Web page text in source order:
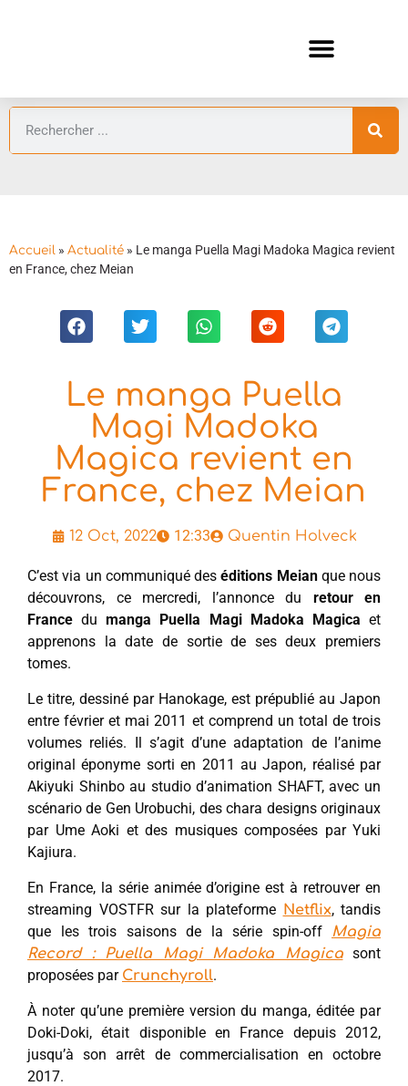
Accueil » Actualité » Le manga Puella Magi Madoka Magica revient
en France, chez Meian
Le manga Puella
Magi Madoka
Magica revient en
France, chez Meian
12 Oct, 2022 12:33 Quentin Holveck
C’est via un communiqué deséditions Meianque nous
découvrons, ce mercredi, l’annonce du retour en
France dumanga Puella Magi Madoka Magicaet
apprenons la date de sortie de ses deux premiers
tomes.
Le titre, dessiné par Hanokage, est prépublié au Japon
entre février et mai 2011 et comprend un total de trois
volumes reliés. Il s’agit d’une adaptation de l’anime
original éponyme sorti en 2011 au Japon, réalisé par
Akiyuki Shinbo au studio d’animation SHAFT, avec un
scénario de Gen Urobuchi, des chara designs originaux
par Ume Aoki et des musiques composées par Yuki
Kajiura.
En France, la série animée d’origine est à retrouver en
streaming VOSTFR sur la plateforme Netflix, tandis
que les trois saisons de la série spin-off Magia
Record : Puella Magi Madoka Magicasont
proposées par Crunchyroll.
À noter qu’une première version du manga, éditée par
Doki-Doki, était disponible en France depuis 2012,
jusqu’à son arrêt de commercialisation en octobre
2017.